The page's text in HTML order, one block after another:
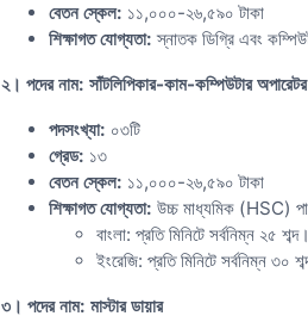
বেতন স্কেল: ১১,০০০-২৬,৫৯০ টাকা
শিক্ষাগত যোগ্যতা: স্নাতক ডিগ্রি এবং
২। পদের নাম: সাঁটলিপিকার-কাম-কম্পিউটার অপারেটর
পদসংখ্যা: ০৩টি
গ্রেড: ১৩
বেতন স্কেল: ১১,০০০-২৬,৫৯০ টাকা
শিক্ষাগত যোগ্যতা: উচ্চ মাধ্যমিক (HSC)
বাংলা: প্রতি মিনিটে সর্বনিম্ন ২৫ শব্দ।
ইংরেজি: প্রতি মিনিটে সর্বনিম্ন ৩০
৩। পদের নাম: মাস্টার ডায়ার